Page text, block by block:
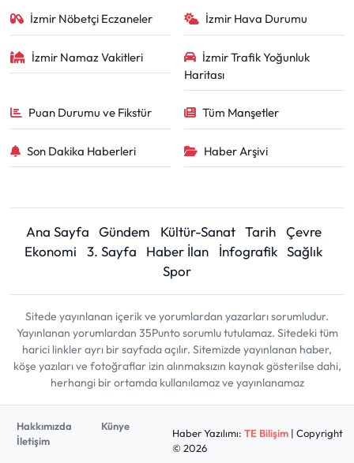
İzmir Nöbetçi Eczaneler İzmir Hava Durumu
İzmir Namaz Vakitleri
İzmir Trafik Yoğunluk
Haritası
Puan Durumu ve Fikstür Tüm Manşetler
Son Dakika Haberleri Haber Arşivi
Ana Sayfa Gündem Kültür-Sanat Tarih
Çevre
Ekonomi
3. Sayfa Haber İlan İnfografik Sağlık
Spor
Sitede yayınlanan içerik ve yorumlardan yazarları sorumludur.
Yayınlanan yorumlardan 35Punto sorumlu tutulamaz. Sitedeki tüm
harici linkler ayrı bir sayfada açılır. Sitemizde yayınlanan haber,
köşe yazıları ve fotoğraflar izin alınmaksızın kaynak gösterilse dahi,
herhangi bir ortamda kullanılamaz ve yayınlanamaz
Hakkımızda
Künye
İletişim
Haber Yazılımı: TE Bilişim| Copyright
© 2026